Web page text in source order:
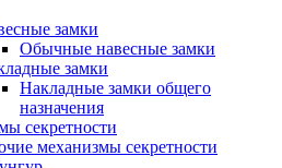
замки
Обычные навесные замки
замки
Накладные замки общего
назначения
секретности
механизмы секретности